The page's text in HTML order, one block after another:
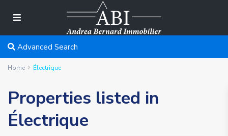
Advanced Search
Home Électrique
Properties listed in
Électrique